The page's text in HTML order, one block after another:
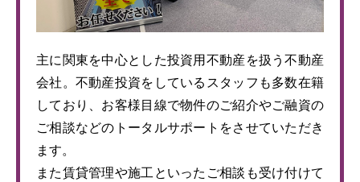
主に関東を中心とした投資用不動産を扱う不動産
会社。不動産投資をしているスタッフも多数在籍
しており、お客様目線で物件のご紹介やご融資の
ご相談などのトータルサポートをさせていただき
ます。
また賃貸管理や施工といったご相談も受け付けて